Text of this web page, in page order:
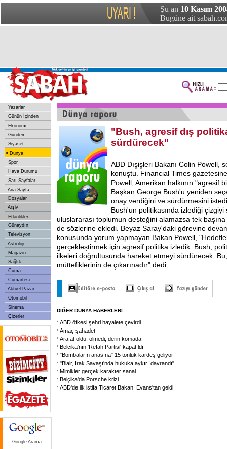
Şu an 10 Kasım
Bugüne ait
Yazarlar
Günün İçinden
Ekonomi
Gündem
Siyaset
» Dünya
Spor
Hava Durumu
Sarı Sayfalar
Ana Sayfa
Dosyalar
Arşiv
Etkinlikler
Günaydın
Televizyon
Astroloji
Magazin
Sağlık
Cuma
Cumartesi
Aktüel Pazar
Otomobil
Sinema
Çizerler
Google Arama
"Bush, agresif dış
sürdürecek"
ABD Dışişleri Bakanı Colin Powell,
konuştu. Financial Times
Powell, Amerikan halkının "agresif
Başkan George Bush'u yeniden
onay verdiğini ve sürdürmesini
Bush'un politikasında izlediği
uluslararası toplumun desteğini alamazsa tek
de sözlerine ekledi. Beyaz Saray'daki görevine
konusunda yorum yapmayan Bakan Powell,
gerçekleştirmek için agresif politika izledik. Bush,
ilkeleri doğrultusunda hareket etmeyi sürdürecek.
müttefiklerinin de çıkarınadır" dedi.
DİĞER DÜNYA HABERLERİ
ABD öfkesi şehri hayalete çevirdi
Amaç şahadet
Arafat öldü, ölmedi, derin komada
Belçika'nın 'Refah Partisi' kapatıldı
"Bombaların anasına" 15 tonluk kardeş geliyor
"Blair, Irak Savaşı'nda hukuka aykırı davrandı"
Mimikler gerçek karakter sanal
Belçika'da Porsche krizi
ABD'de ilk istifa Ticaret Bakanı Evans'tan geldi